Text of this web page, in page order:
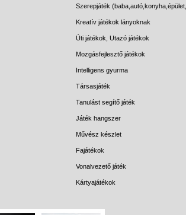
Szerepjáték
Kreatív játékok lányoknak
Úti játékok, Utazó játékok
Mozgásfejlesztő játékok
Intelligens gyurma
Társasjáték
Tanulást segítő játék
Játék hangszer
Művész készlet
Fajátékok
Vonalvezető játék
Kártyajátékok